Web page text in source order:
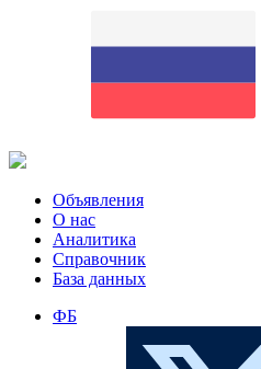
Объявления
О нас
Аналитика
Справочник
База данных
ФБ